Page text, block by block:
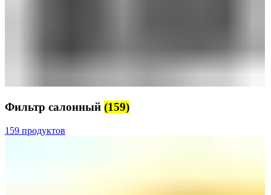
Фильтр салонный (159)
159 продуктов